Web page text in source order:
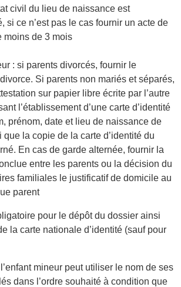
civil du lieu de naissance est
si ce n’est pas le cas fournir un acte de
moins de 3 mois
: si parents divorcés, fournir le
Si parents non mariés et séparés,
sur papier libre écrite par l’autre
l’établissement d’une carte d’identité
prénom, date et lieu de naissance de
que la copie de la carte d’identité du
En cas de garde alternée, fournir la
entre les parents ou la décision du
familiales le justificatif de domicile au
parent
pour le dépôt du dossier ainsi
la carte nationale d’identité (sauf pour
mineur peut utiliser le nom de ses
dans l’ordre souhaité à condition que